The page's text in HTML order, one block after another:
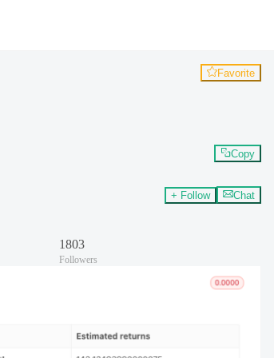
Favorite
Copy
+ Follow Chat
1803
Followers